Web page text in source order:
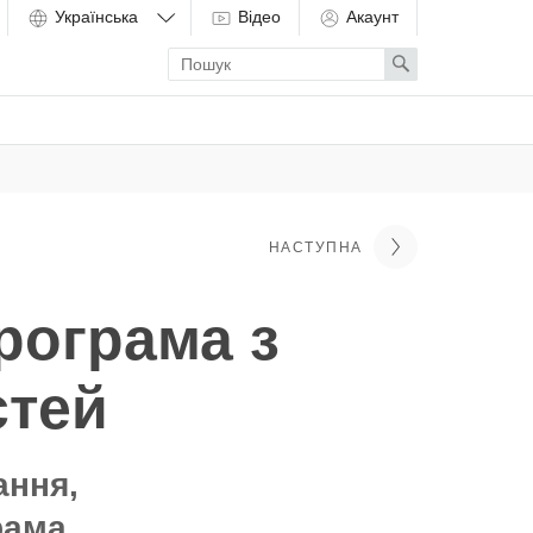
Відео Акаунт
Enter
search
term
Search
НАСТУПНА
з